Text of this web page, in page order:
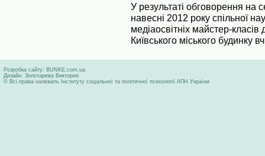
У результаті обговорення на
навесні 2012 року спільної
медіаосвітніх майстер-класів
Київського міського будинку
Розробка сайту: BUNKE.com.ua
Дизайн: Золотарева Виктория
© Всі права належать Інституту соціальної та політичної психології АПН України